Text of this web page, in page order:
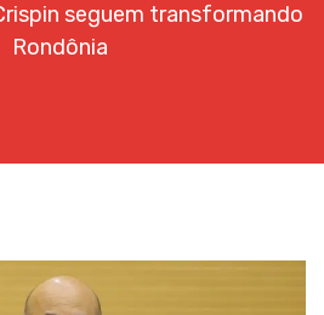
seguem transformando
Rondônia